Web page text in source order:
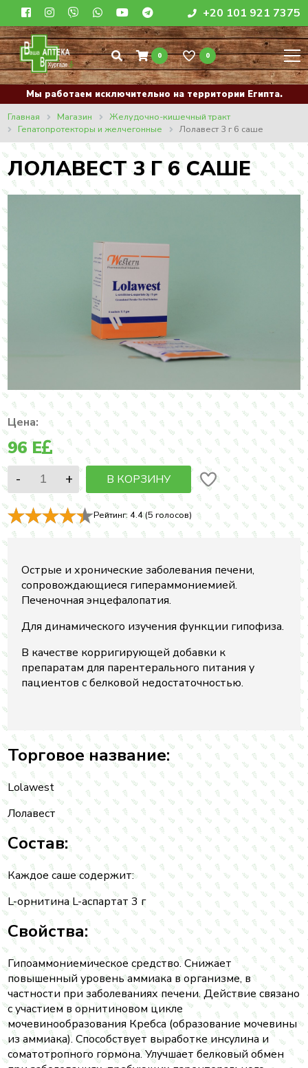
+20 101 921 7375
0 0
Мы работаем исключительно на территории Египта.
Главная
Магазин
Желудочно-кишечный тракт
Гепатопротекторы и желчегонные
Лолавест 3 г 6 саше
ЛОЛАВЕСТ 3 Г 6 САШЕ
Цена:
96E
В КОРЗИНУ
Рейтинг: 4.4(5 голосов)
Острые и хронические заболевания печени,
сопровождающиеся гипераммониемией.
Печеночная энцефалопатия.
Для динамического изучения функции гипофиза.
В качестве корригирующей добавки к
препаратам для парентерального питания у
пациентов с белковой недостаточностью.
Торговое название:
Lolawest
Лолавест
Состав:
Каждое саше содержит:
L-орнитина L-аспартат 3 г
Свойства:
Гипоаммониемическое средство. Снижает
повышенный уровень аммиака в организме, в
частности при заболеваниях печени. Действие связано
с участием в орнитиновом цикле
мочевинообразования Кребса (образование мочевины
из аммиака). Способствует выработке инсулина и
соматотропного гормона. Улучшает белковый обмен